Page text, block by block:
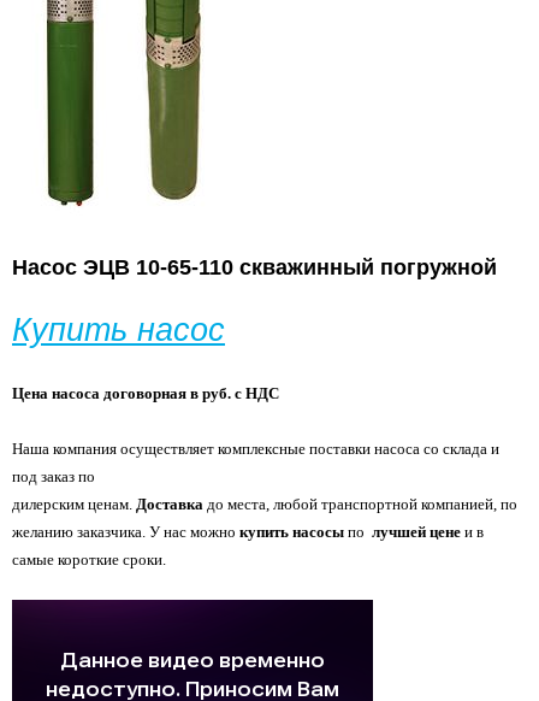
Насос ЭЦВ 10-65-110 скважинный погружной
Купить насос
Цена насоса договорная в руб. с НДС
Наша компания осуществляет комплексные поставки насоса со склада и
под заказ по
дилерским ценам. Доставка до места, любой транспортной компанией, по
желанию заказчика. У нас можно купить насосы по лучшей цене и в
самые короткие сроки.